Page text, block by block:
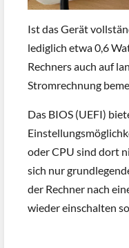
Ist das Gerät
lediglich etwa 0,6
Rechners auch auf
Stromrechnung
Das BIOS (UEFI)
oder CPU sind dort
sich nur
der Rechner nach
wieder einschalten